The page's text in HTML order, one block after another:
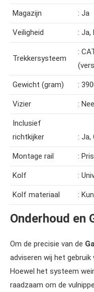
Magazijn : Ja
Veiligheid : Ja,
Trekkersysteem
:
Gewicht (gram) :
Vizier : Nee
Inclusief
richtkijker
: Ja,
Montage rail :
Kolf :
Kolf materiaal :
Onderhoud en
Om de precisie van de
adviseren wij het gebruik
Hoewel het systeem
raadzaam om de